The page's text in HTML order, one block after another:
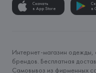
Скачать
в App Store
в
Интернет-магазин
брендов. Бесплатная
Самовывоз из фирменных